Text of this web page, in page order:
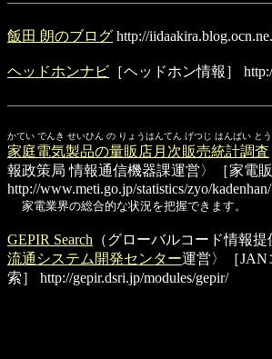
飯田 朗のブログ http://
ヘッドホンナビ ［ヘッドホン情報］
かてい でんき せいひん の りょうはんてん げつじ はんばい と
家庭電気製品の量販店月次販売統計調査
報政策局 情報通信機器課運営〉［家電販
http://www.meti.go.jp/statistics/zyo/kadenhan/
家電業界の総合的な状況を把握できます。
GEPIR Search （グローバルコード情報
流通システム開発センター運営〉［JAN
索］
http://gepir.dsri.jp/modules/gepir/